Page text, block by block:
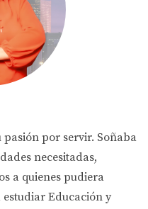
mucho. Ellos conocen el
la casa perfecta y
con buenas referencias y
comprar.
Deseos
gustaría tener en tu nueva
tu búsqueda. Considera
la proximidad a
características especiales
pasión por servir. Soñaba
necesitadas,
a quienes pudiera
estudiar Educación y